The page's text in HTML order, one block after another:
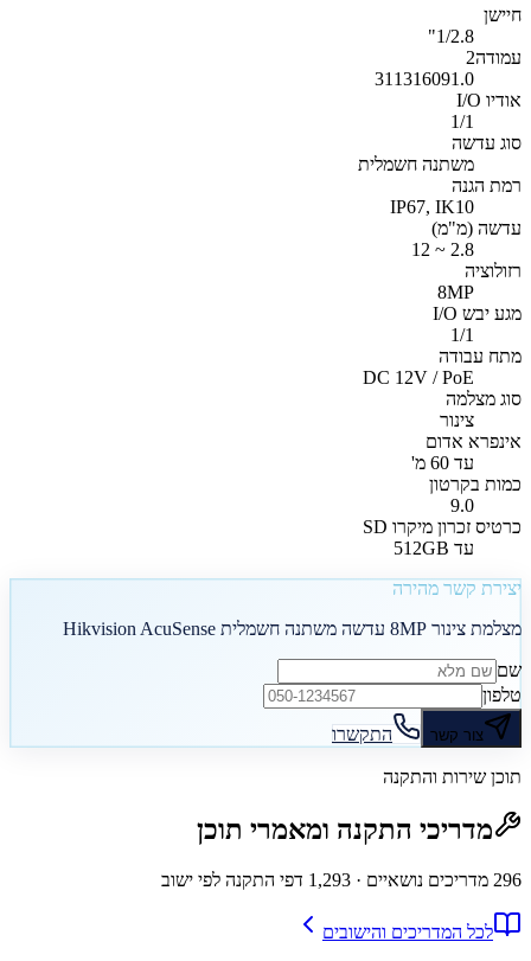
חיישן
1/2.8"
עמודה2
311316091.0
אודיו I/O
1/1
סוג עדשה
משתנה חשמלית
רמת הגנה
IP67, IK10
עדשה (מ"מ)
2.8 ~ 12
רזולוציה
8MP
מגע יבש I/O
1/1
מתח עבודה
DC 12V / PoE
סוג מצלמה
צינור
אינפרא אדום
עד 60 מ'
כמות בקרטון
9.0
כרטיס זכרון מיקרו SD
עד 512GB
יצירת קשר מהירה
מצלמת צינור 8MP עדשה משתנה חשמלית Hikvision AcuSense
שם
טלפון
צור קשר התקשרו
תוכן שירות והתקנה
מדריכי התקנה ומאמרי תוכן
296 מדריכים נושאיים · 1,293 דפי התקנה לפי ישוב
לכל המדריכים והישובים